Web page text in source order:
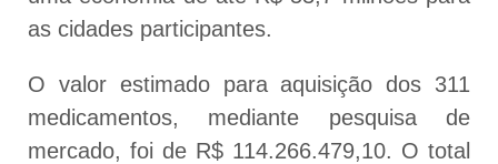
as cidades participantes.
O valor estimado para aquisição dos 311
medicamentos, mediante pesquisa de
mercado, foi de R$ 114.266.479,10. O total